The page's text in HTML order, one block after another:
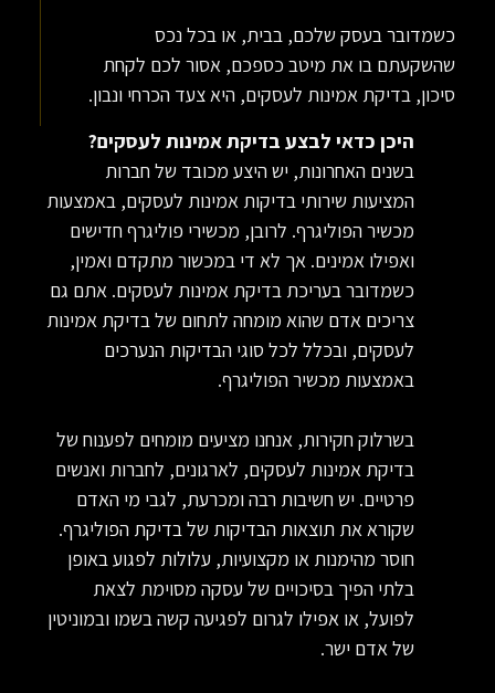
כשמדובר בעסק שלכם, בבית, או בכל נכס
שהשקעתם בו את מיטב כספכם, אסור לכם לקחת
סיכון, בדיקת אמינות לעסקים, היא צעד הכרחי ונבון.
היכן כדאי לבצע בדיקת אמינות לעסקים?
בשנים האחרונות, יש היצע מכובד של חברות
המציעות שירותי בדיקות אמינות לעסקים, באמצעות
מכשיר הפוליגרף. לרובן, מכשירי פוליגרף חדישים
ואפילו אמינים. אך לא די במכשור מתקדם ואמין,
כשמדובר בעריכת בדיקת אמינות לעסקים. אתם גם
צריכים אדם שהוא מומחה לתחום של בדיקת אמינות
לעסקים, ובכלל לכל סוגי הבדיקות הנערכים
באמצעות מכשיר הפוליגרף.
בשרלוק חקירות, אנחנו מציעים מומחים לפענוח של
בדיקת אמינות לעסקים, לארגונים, לחברות ואנשים
פרטיים. יש חשיבות רבה ומכרעת, לגבי מי האדם
שקורא את תוצאות הבדיקות של בדיקת הפוליגרף.
חוסר מהימנות או מקצועיות, עלולות לפגוע באופן
בלתי הפיך בסיכויים של עסקה מסוימת לצאת
לפועל, או אפילו לגרום לפגיעה קשה בשמו ובמוניטין
של אדם ישר.